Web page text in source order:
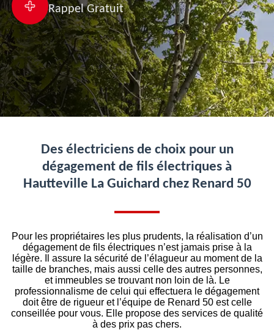
Rappel Gratuit
Des électriciens de choix pour un
dégagement de fils électriques à
Hautteville La Guichard chez Renard 50
Pour les propriétaires les plus prudents, la réalisation d’un
dégagement de fils électriques n’est jamais prise à la
légère. Il assure la sécurité de l’élagueur au moment de la
taille de branches, mais aussi celle des autres personnes,
et immeubles se trouvant non loin de là. Le
professionnalisme de celui qui effectuera le dégagement
doit être de rigueur et l’équipe de Renard 50 est celle
conseillée pour vous. Elle propose des services de qualité
à des prix pas chers.